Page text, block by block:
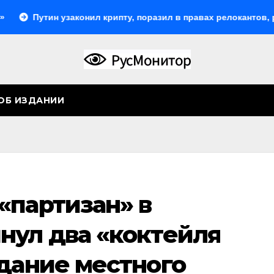
узаконил крипту, поразил в правах релокантов,
ИЗДАНИИ
в
два «коктейля
местного